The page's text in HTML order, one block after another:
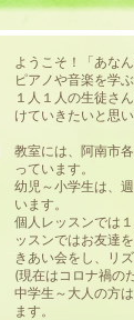
ようこそ！「あな
ピアノや音楽を学
１人１人の生徒さ
けていきたいと思
教室には、阿南市
っています。
幼児～小学生は、
います。
個人レッスンでは
ッスンではお友達
きあい会をし、リ
(現在はコロナ禍の
中学生～大人の方
ます。